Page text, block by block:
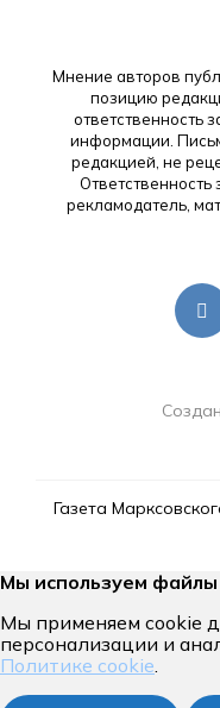
Мнение авторов
позицию
ответственность
информации.
редакцией, не
рекламодатель,
Газета
Мы используем файлы
Мы применяем cookie
персонализации и
Политике cookie